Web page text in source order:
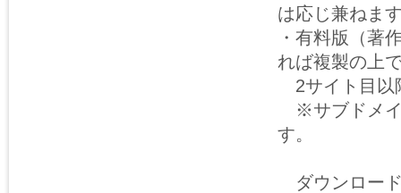
は応じ兼ねま
・有料版（著
れば複製の上
2サイト目以
※サブドメイ
す。
ダウンロー